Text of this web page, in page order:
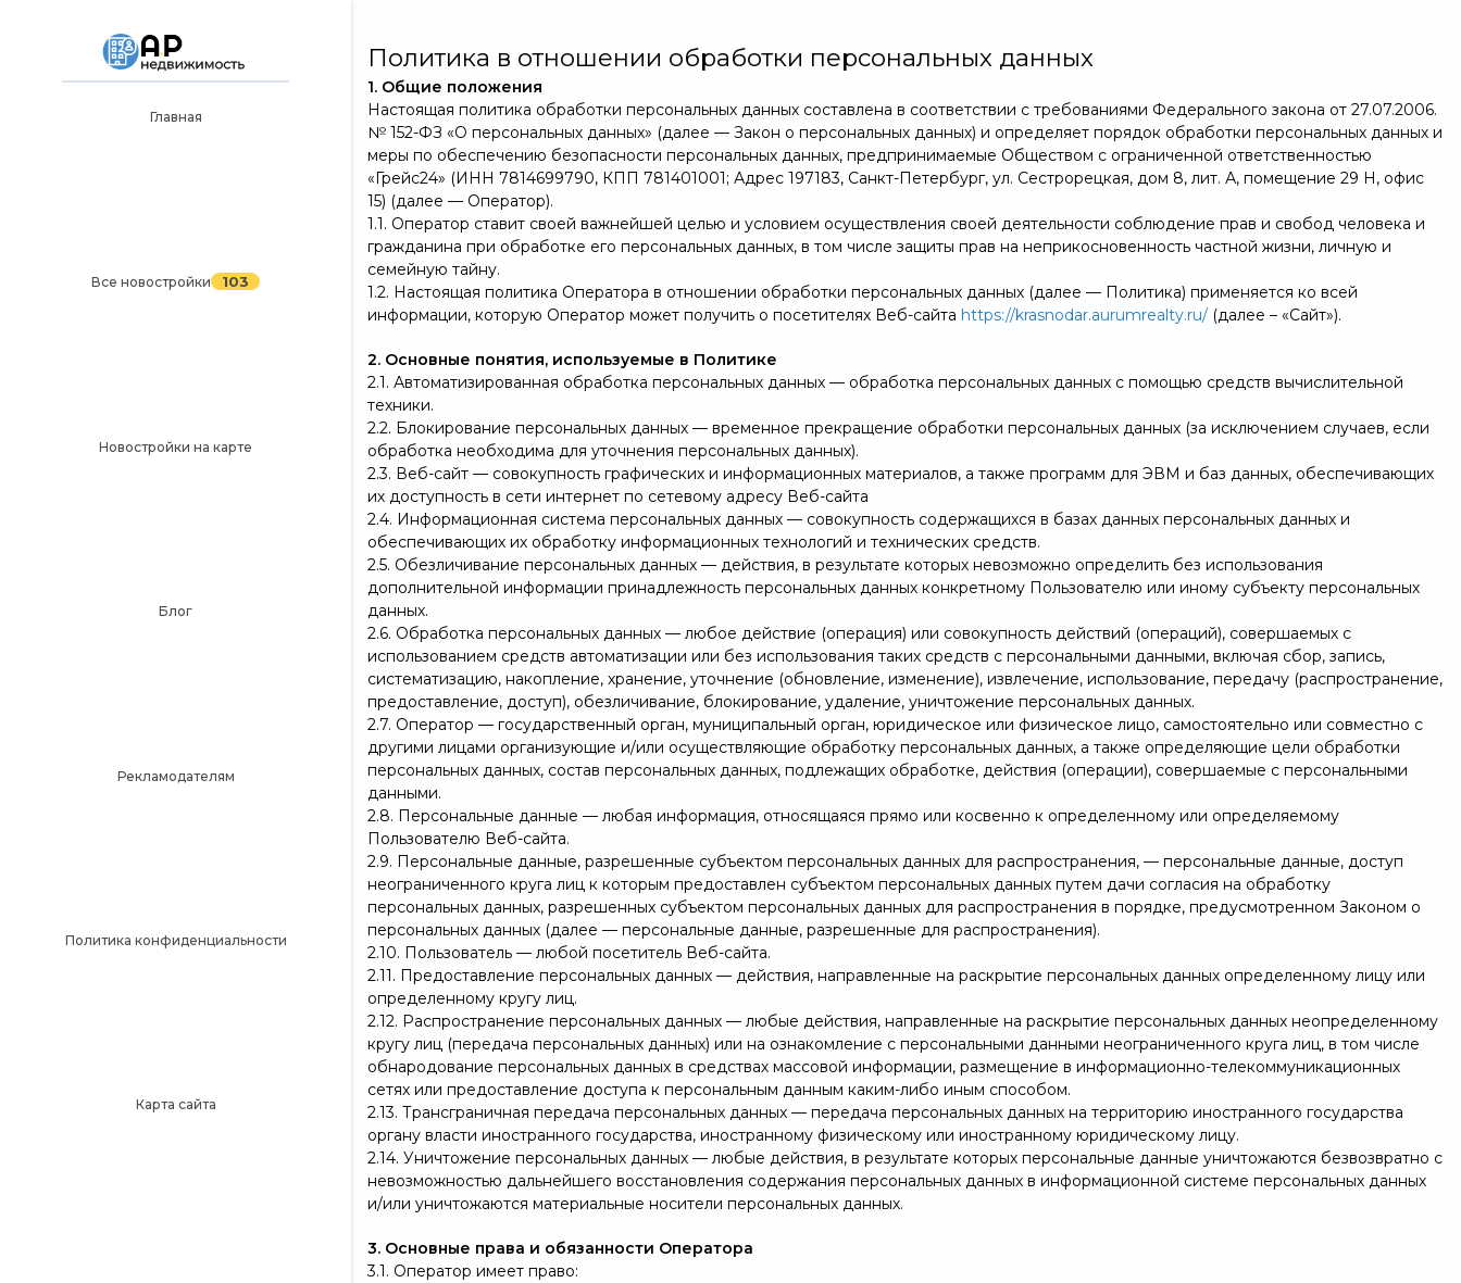
Главная
Все новостройки 103
Новостройки на карте
Блог
Рекламодателям
Политика конфиденциальности
Карта сайта
Свернуть
Политика в отношении обработки персональных данных
1. Общие положения
Настоящая политика обработки персональных данных составлена в соответствии с требованиями Федерального закона от 27.07.2006.
№ 152-ФЗ «О персональных данных» (далее — Закон о персональных данных) и определяет порядок обработки персональных данных и
меры по обеспечению безопасности персональных данных, предпринимаемые Обществом с ограниченной ответственностью
«Грейс24» (ИНН 7814699790, КПП 781401001; Адрес 197183, Санкт-Петербург, ул. Сестрорецкая, дом 8, лит. А, помещение 29 Н, офис
15) (далее — Оператор).
1.1. Оператор ставит своей важнейшей целью и условием осуществления своей деятельности соблюдение прав и свобод человека и
гражданина при обработке его персональных данных, в том числе защиты прав на неприкосновенность частной жизни, личную и
семейную тайну.
1.2. Настоящая политика Оператора в отношении обработки персональных данных (далее — Политика) применяется ко всей
информации, которую Оператор может получить о посетителях Веб-сайта https://krasnodar.aurumrealty.ru/ (далее – «Сайт»).
2. Основные понятия, используемые в Политике
2.1. Автоматизированная обработка персональных данных — обработка персональных данных с помощью средств вычислительной
техники.
2.2. Блокирование персональных данных — временное прекращение обработки персональных данных (за исключением случаев, если
обработка необходима для уточнения персональных данных).
2.3. Веб-сайт — совокупность графических и информационных материалов, а также программ для ЭВМ и баз данных, обеспечивающих
их доступность в сети интернет по сетевому адресу Веб-сайта
2.4. Информационная система персональных данных — совокупность содержащихся в базах данных персональных данных и
обеспечивающих их обработку информационных технологий и технических средств.
2.5. Обезличивание персональных данных — действия, в результате которых невозможно определить без использования
дополнительной информации принадлежность персональных данных конкретному Пользователю или иному субъекту персональных
данных.
2.6. Обработка персональных данных — любое действие (операция) или совокупность действий (операций), совершаемых с
использованием средств автоматизации или без использования таких средств с персональными данными, включая сбор, запись,
систематизацию, накопление, хранение, уточнение (обновление, изменение), извлечение, использование, передачу (распространение,
предоставление, доступ), обезличивание, блокирование, удаление, уничтожение персональных данных.
2.7. Оператор — государственный орган, муниципальный орган, юридическое или физическое лицо, самостоятельно или совместно с
другими лицами организующие и/или осуществляющие обработку персональных данных, а также определяющие цели обработки
персональных данных, состав персональных данных, подлежащих обработке, действия (операции), совершаемые с персональными
данными.
2.8. Персональные данные — любая информация, относящаяся прямо или косвенно к определенному или определяемому
Пользователю Веб-сайта.
2.9. Персональные данные, разрешенные субъектом персональных данных для распространения, — персональные данные, доступ
неограниченного круга лиц к которым предоставлен субъектом персональных данных путем дачи согласия на обработку
персональных данных, разрешенных субъектом персональных данных для распространения в порядке, предусмотренном Законом о
персональных данных (далее — персональные данные, разрешенные для распространения).
2.10. Пользователь — любой посетитель Веб-сайта.
2.11. Предоставление персональных данных — действия, направленные на раскрытие персональных данных определенному лицу или
определенному кругу лиц.
2.12. Распространение персональных данных — любые действия, направленные на раскрытие персональных данных неопределенному
кругу лиц (передача персональных данных) или на ознакомление с персональными данными неограниченного круга лиц, в том числе
обнародование персональных данных в средствах массовой информации, размещение в информационно-телекоммуникационных
сетях или предоставление доступа к персональным данным каким-либо иным способом.
2.13. Трансграничная передача персональных данных — передача персональных данных на территорию иностранного государства
органу власти иностранного государства, иностранному физическому или иностранному юридическому лицу.
2.14. Уничтожение персональных данных — любые действия, в результате которых персональные данные уничтожаются безвозвратно с
невозможностью дальнейшего восстановления содержания персональных данных в информационной системе персональных данных
и/или уничтожаются материальные носители персональных данных.
3. Основные права и обязанности Оператора
3.1. Оператор имеет право: